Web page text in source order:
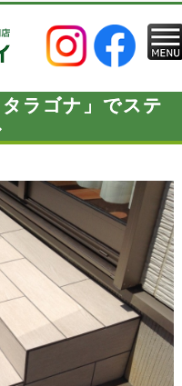
ラゴナ」でステ